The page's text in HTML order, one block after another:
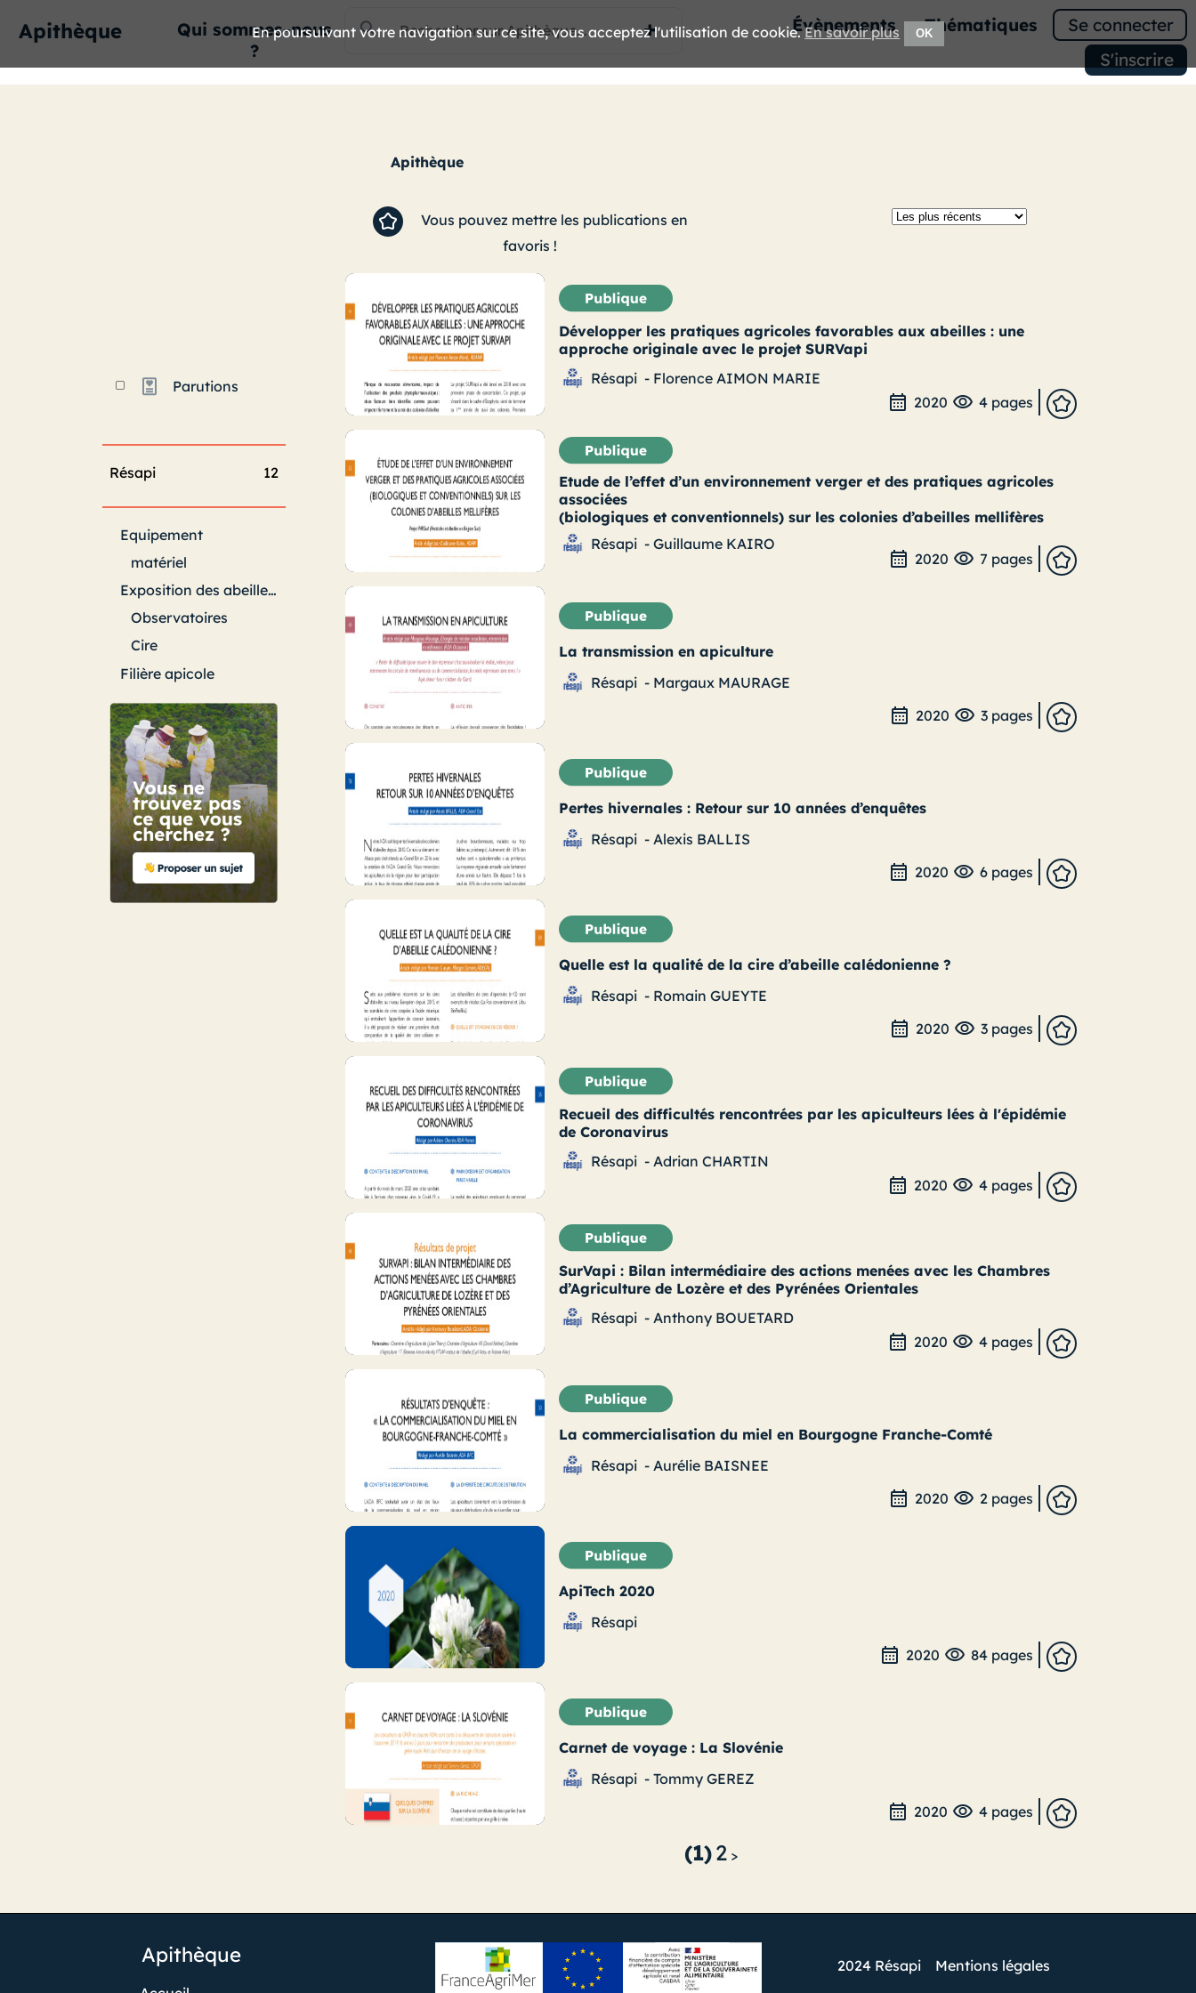
Apithèque
Qui sommes-nous
?
Évènements Thématiques
Se connecter
S'inscrire
Parutions
Résapi 12
Equipement
matériel
Exposition des abeilles aux pesticides
Observatoires
Cire
Filière apicole
filière - chiffres
Apiculture du monde
Généralités - tous sujets
Gestion de l’exploitation
Données technico-économiques
Installation et transmission
Transmettre et reprendre une exploitation
Produits de la ruche
Apithèque
Vous pouvez mettre les publications en
favoris !
Développer les pratiques agricoles favorables aux abeilles : une
approche originale avec le projet SURVapi
Résapi - Florence AIMON MARIE
2020
4 pages
Etude de l’effet d’un environnement verger et des pratiques agricoles
associées
(biologiques et conventionnels) sur les colonies d’abeilles mellifères
Résapi - Guillaume KAIRO
2020
7 pages
La transmission en apiculture
Résapi - Margaux MAURAGE
2020
3 pages
Pertes hivernales : Retour sur 10 années d’enquêtes
Résapi - Alexis BALLIS
2020
6 pages
Quelle est la qualité de la cire d’abeille calédonienne ?
Résapi - Romain GUEYTE
2020
3 pages
Recueil des difficultés rencontrées par les apiculteurs lées à l'épidémie
de Coronavirus
Résapi - Adrian CHARTIN
2020
4 pages
SurVapi : Bilan intermédiaire des actions menées avec les Chambres
d’Agriculture de Lozère et des Pyrénées Orientales
Résapi - Anthony BOUETARD
2020
4 pages
La commercialisation du miel en Bourgogne Franche-Comté
Résapi - Aurélie BAISNEE
2020
2 pages
ApiTech 2020
Résapi
2020
84 pages
Carnet de voyage : La Slovénie
Résapi - Tommy GEREZ
2020
4 pages
(1)2 >
Apithèque 2024 Résapi Mentions légales
En poursuivant votre navigation sur ce site, vous acceptez l'utilisation de cookie.En savoir plus OK